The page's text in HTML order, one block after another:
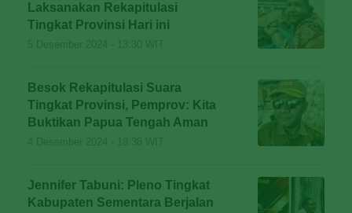
Laksanakan Rekapitulasi
Tingkat Provinsi Hari ini
Besok Rekapitulasi Suara
Tingkat Provinsi, Pemprov: Kita
Buktikan Papua Tengah Aman
Jennifer Tabuni: Pleno Tingkat
Kabupaten Sementara Berjalan